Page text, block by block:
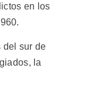
en los
del sur de
la